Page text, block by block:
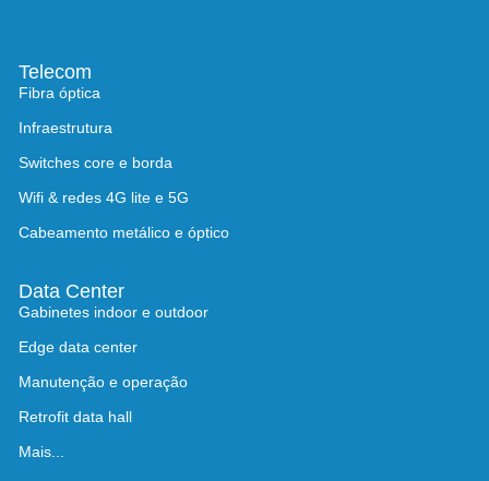
Telecom
Fibra óptica
Infraestrutura
Switches core e borda
Wifi & redes 4G lite e 5G
Cabeamento metálico e óptico
Data Center
Gabinetes indoor e outdoor
Edge data center
Manutenção e operação
Retrofit data hall
Mais...